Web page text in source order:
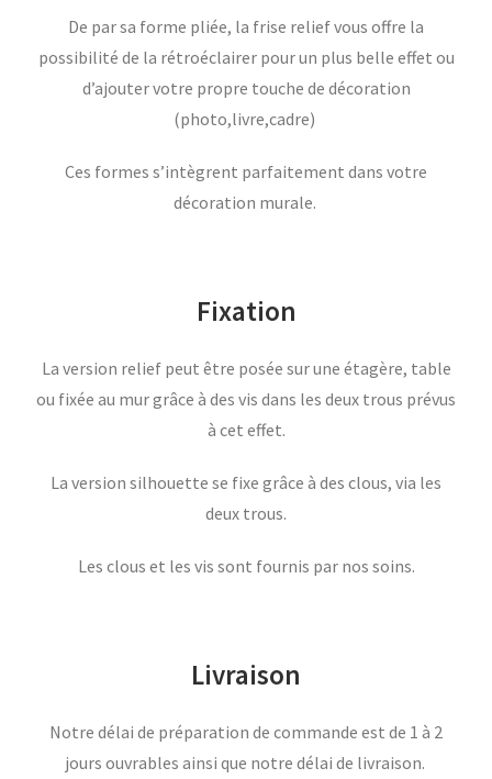
De par sa forme pliée, la frise relief vous offre la
possibilité de la rétroéclairer pour un plus belle effet ou
d’ajouter votre propre touche de décoration
(photo,livre,cadre)
Ces formes s’intègrent parfaitement dans votre
décoration murale.
Fixation
La version relief peut être posée sur une étagère, table
ou fixée au mur grâce à des vis dans les deux trous prévus
à cet effet.
La version silhouette se fixe grâce à des clous, via les
deux trous.
Les clous et les vis sont fournis par nos soins.
Livraison
Notre délai de préparation de commande est de 1 à 2
jours ouvrables ainsi que notre délai de livraison.